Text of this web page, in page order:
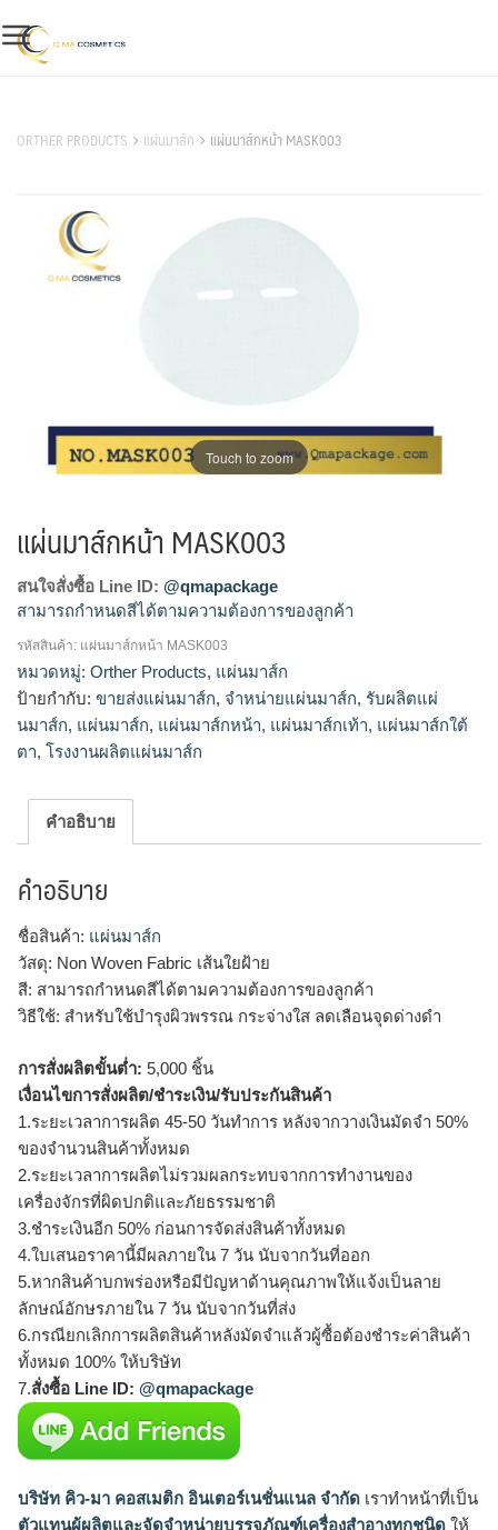
to
content
ORTHER PRODUCTS แผ่นมาส์ก แผ่นมาส์กหน้า MASK003
Touch to zoom
แผ่นมาส์กหน้า MASK003
สนใจสั่งซื้อ Line ID: @qmapackage
สามารถกำหนดสีได้ตามความต้องการของลูกค้า
โรงงานผลิตแผ่นมาส์ก,ขายส่งแผ่นมาส์ก,รับผลิตแผ่
นมาส์ก,จำหน่ายแผ่นมาส์ก
รหัสสินค้า: แผ่นมาส์กหน้า MASK003
หมวดหมู่: Orther Products, แผ่นมาส์ก
ป้ายกำกับ: ขายส่งแผ่นมาส์ก, จำหน่ายแผ่นมาส์ก, รับผลิตแผ่
นมาส์ก, แผ่นมาส์ก, แผ่นมาส์กหน้า, แผ่นมาส์กเท้า, แผ่นมาส์กใต้
ตา, โรงงานผลิตแผ่นมาส์ก
คำอธิบาย
คำอธิบาย
ชื่อสินค้า: แผ่นมาส์ก
วัสดุ: Non Woven Fabric เส้นใยฝ้าย
สี: สามารถกำหนดสีได้ตามความต้องการของลูกค้า
วิธีใช้: สำหรับใช้บำรุงผิวพรรณ กระจ่างใส ลดเลือนจุดด่างดำ
การสั่งผลิตขั้นต่ำ: 5,000 ชิ้น
เงื่อนไขการสั่งผลิต/ชำระเงิน/รับประกันสินค้า
1.ระยะเวลาการผลิต 45-50 วันทำการ หลังจากวางเงินมัดจำ 50%
ของจำนวนสินค้าทั้งหมด
2.ระยะเวลาการผลิตไม่รวมผลกระทบจากการทำงานของ
เครื่องจักรที่ผิดปกติและภัยธรรมชาติ
3.ชำระเงินอีก 50% ก่อนการจัดส่งสินค้าทั้งหมด
4.ใบเสนอราคานี้มีผลภายใน 7 วัน นับจากวันที่ออก
5.หากสินค้าบกพร่องหรือมีปัญหาด้านคุณภาพให้แจ้งเป็นลาย
ลักษณ์อักษรภายใน 7 วัน นับจากวันที่ส่ง
6.กรณียกเลิกการผลิตสินค้าหลังมัดจำแล้วผู้ซื้อต้องชำระค่าสินค้า
ทั้งหมด 100% ให้บริษัท
7.สั่งซื้อ Line ID: @qmapackage
บริษัท คิว-มา คอสเมติก อินเตอร์เนชั่นแนล จำกัด เราทำหน้าที่เป็น
ตัวแทนผู้ผลิตและจัดจำหน่ายบรรจุภัณฑ์เครื่องสำอางทุกชนิด ให้